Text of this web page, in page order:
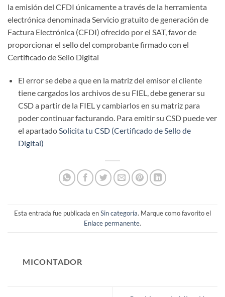
la emisión del CFDI únicamente a través de la herramienta
electrónica denominada Servicio gratuito de generación de
Factura Electrónica (CFDI) ofrecido por el SAT, favor de
proporcionar el sello del comprobante firmado con el
Certificado de Sello Digital
El error se debe a que en la matriz del emisor el cliente
tiene cargados los archivos de su FIEL, debe generar su
CSD a partir de la FIEL y cambiarlos en su matriz para
poder continuar facturando. Para emitir su CSD puede ver
el apartadoSolicita tu CSD (Certificado de Sello de
Digital)
Esta entrada fue publicada enSin categoría. Marque como favorito el
Enlace permanente.
MICONTADOR